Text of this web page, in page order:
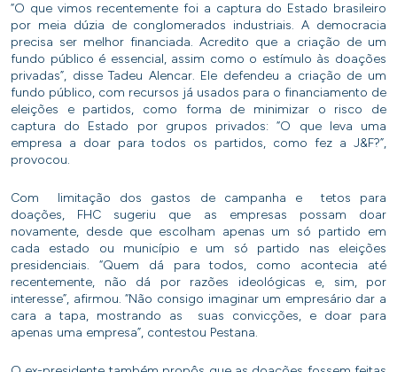
“O que vimos recentemente foi a captura do Estado brasileiro
por meia dúzia de conglomerados industriais. A democracia
precisa ser melhor financiada. Acredito que a criação de um
fundo público é essencial, assim como o estímulo às doações
privadas”, disse Tadeu Alencar. Ele defendeu a criação de um
fundo público, com recursos já usados para o financiamento de
eleições e partidos, como forma de minimizar o risco de
captura do Estado por grupos privados: “O que leva uma
empresa a doar para todos os partidos, como fez a J&F?”,
provocou.
Com limitação dos gastos de campanha e tetos para
doações, FHC sugeriu que as empresas possam doar
novamente, desde que escolham apenas um só partido em
cada estado ou município e um só partido nas eleições
presidenciais. “Quem dá para todos, como acontecia até
recentemente, não dá por razões ideológicas e, sim, por
interesse”, afirmou. “Não consigo imaginar um empresário dar a
cara a tapa, mostrando as suas convicções, e doar para
apenas uma empresa”, contestou Pestana.